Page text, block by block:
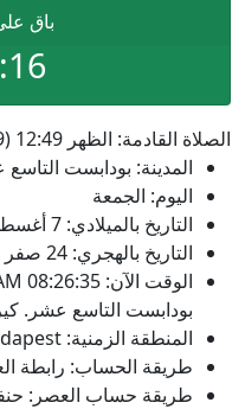
باق
الصلاة القادمة: الظهر 12:49 (12:49 PM)
المدينة: بودابست
اليوم: الجمعة
التاريخ بالميلادي: 7 أغسطس (آب) 2026
التاريخ بالهجري: 24 صفر 1448
الوقت الآن: 08:26:35
بودابست التاسع عشر.
المنطقة الزمنية: Europe/Budapest
طريقة الحساب: رابطة
طريقة حساب العصر: